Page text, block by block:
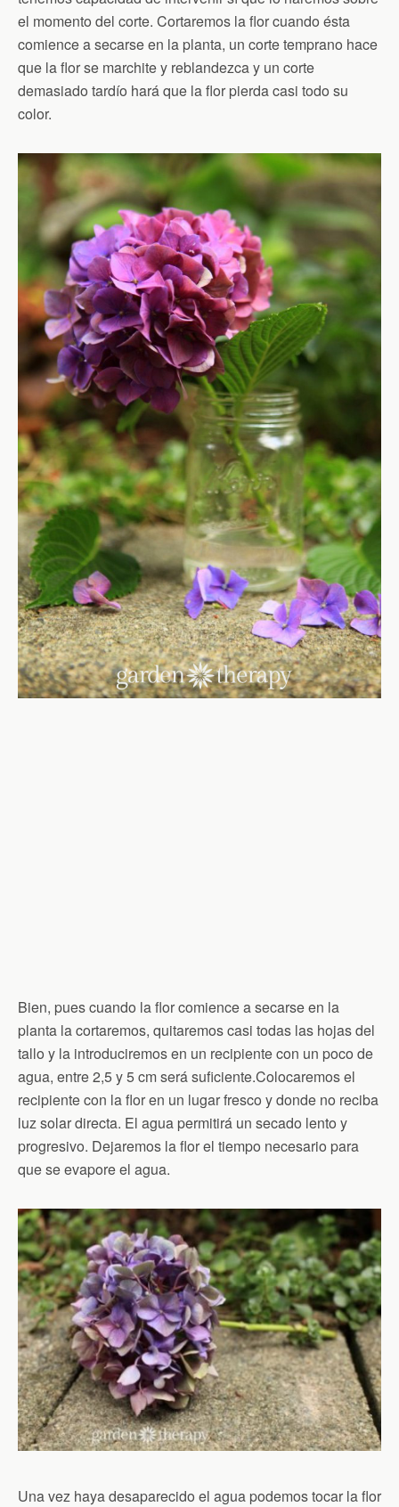
el momento del corte. Cortaremos la flor cuando ésta
comience a secarse en la planta, un corte temprano hace
que la flor se marchite y reblandezca y un corte
demasiado tardío hará que la flor pierda casi todo su
color.
Bien, pues cuando la flor comience a secarse en la
planta la cortaremos, quitaremos casi todas las hojas del
tallo y la introduciremos en un recipiente con un poco de
agua, entre 2,5 y 5 cm será suficiente.Colocaremos el
recipiente con la flor en un lugar fresco y donde no reciba
luz solar directa. El agua permitirá un secado lento y
progresivo. Dejaremos la flor el tiempo necesario para
que se evapore el agua.
Una vez haya desaparecido el agua podemos tocar la flor